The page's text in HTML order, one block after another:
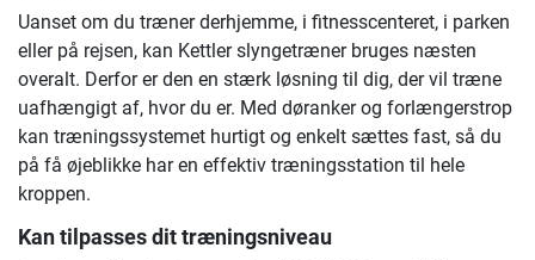
Uanset om du træner derhjemme, i fitnesscenteret, i parken
eller på rejsen, kan Kettler slyngetræner bruges næsten
overalt. Derfor er den en stærk løsning til dig, der vil træne
uafhængigt af, hvor du er. Med døranker og forlængerstrop
kan træningssystemet hurtigt og enkelt sættes fast, så du
på få øjeblikke har en effektiv træningsstation til hele
kroppen.
Kan tilpasses dit træningsniveau